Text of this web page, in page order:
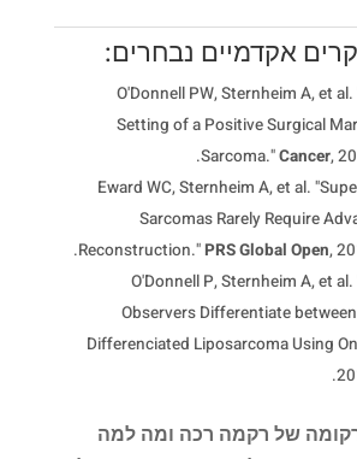
אקדמיים נבחרים:
O'Donnell PW, Sternheim A, et
Setting of a Positive Surgical
Sarcoma."Cancer,
Eward WC, Sternheim A, et al.
Sarcomas Rarely Require
Reconstruction."PRS Global Open,
O'Donnell P, Sternheim A, et
Observers Differentiate
Differenciated Liposarcoma Using
של רקמה רכה ומה למה